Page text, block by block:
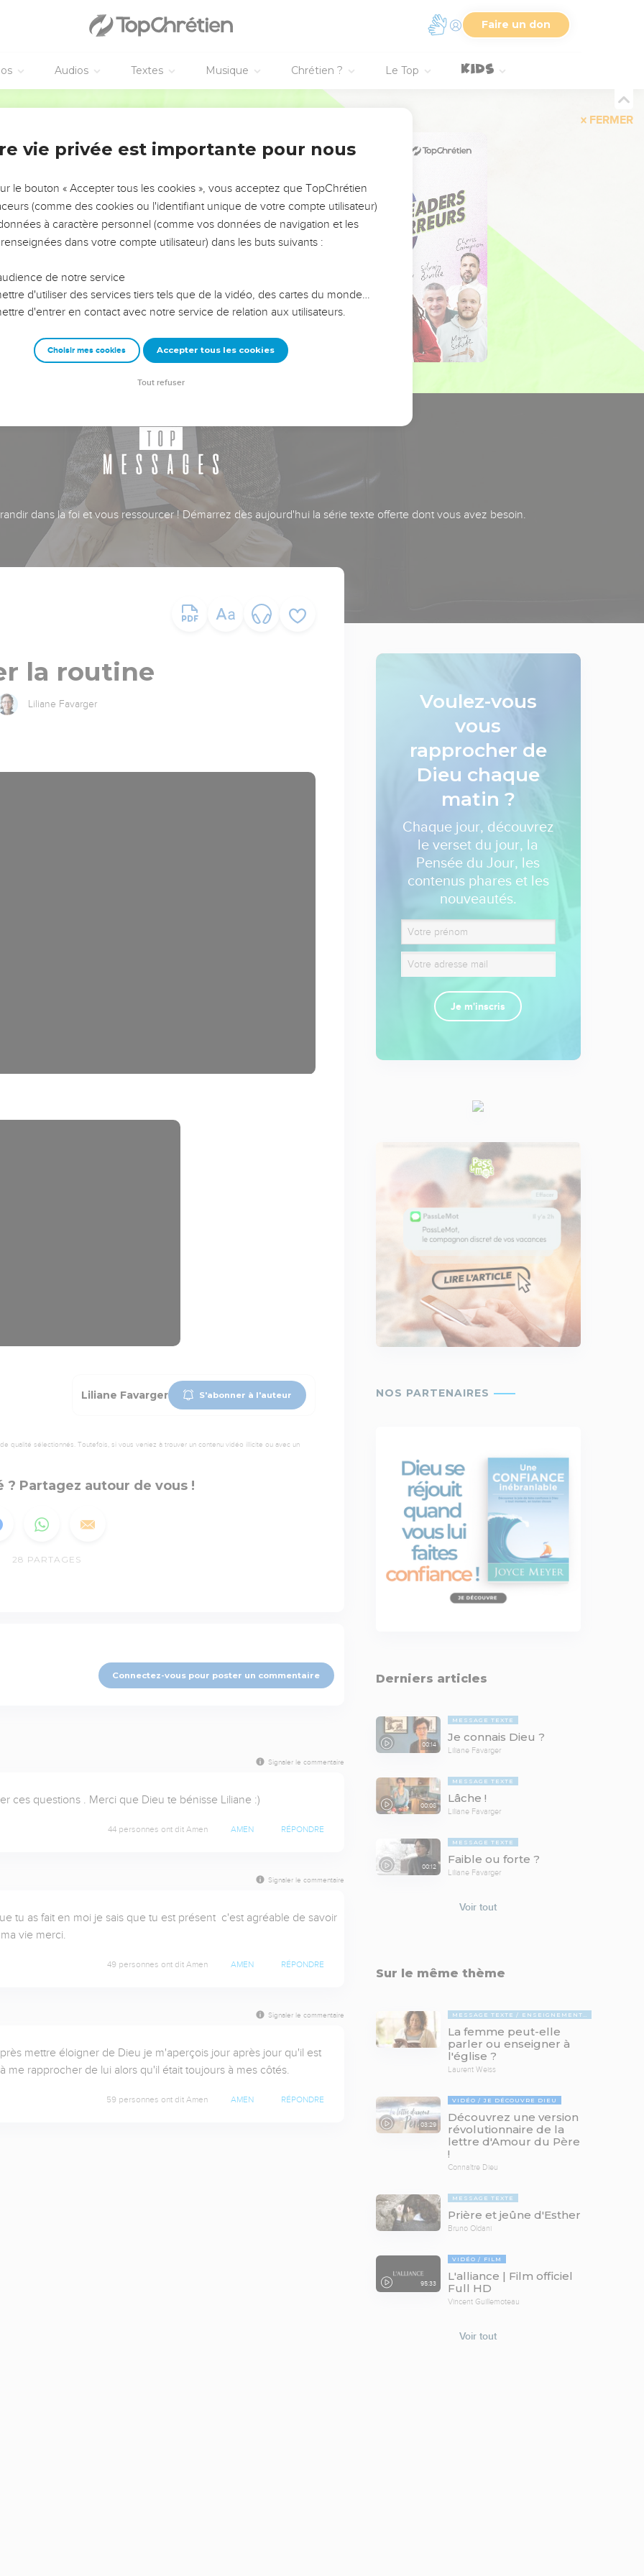
Faire un don
Audios Textes Musique Chrétien ? Le Top
FERMER
LES VOTRES ?
leur impact, leur foi ou leur vision. Mais on voit
qu'ils ont traversés, alors même que ce sont
et responsables reviennent sur les erreurs
avec plus de sagesse afin que leurs erreurs
ministère, une équipe, un groupe ou une famille,
dans la foi et vous ressourcer ! Démarrez dès aujourd'hui la série texte offerte dont vous avez besoin.
la routine
Liliane Favarger
Liliane Favarger S'abonner à l'auteur
qualité sélectionnés. Toutefois, si vous veniez à trouver un contenu vidéo illicite ou avec un
? Partagez autour de vous !
28 PARTAGES
Connectez-vous pour poster un commentaire
Signaler le commentaire
ces questions . Merci que Dieu te bénisse Liliane :)
44 personnes ont dit Amen AMEN RÉPONDRE
Signaler le commentaire
tu as fait en moi je sais que tu est présent  c'est agréable de savoir
vie merci.
49 personnes ont dit Amen AMEN RÉPONDRE
Signaler le commentaire
mettre éloigner de Dieu je m'aperçois jour après jour qu'il est
me rapprocher de lui alors qu'il était toujours à mes côtés.
59 personnes ont dit Amen AMEN RÉPONDRE
Voulez-vous
vous
rapprocher de
Dieu chaque
matin ?
Chaque jour, découvrez
le verset du jour, la
Pensée du Jour, les
contenus phares et les
nouveautés.
Je m'inscris
Derniers articles
00:14
MESSAGE TEXTE
Je connais Dieu ?
Liliane Favarger
00:08
MESSAGE TEXTE
Lâche !
Liliane Favarger
00:12
MESSAGE TEXTE
Faible ou forte ?
Liliane Favarger
Voir tout
Sur le même thème
MESSAGE TEXTE ENSEIGNEMENTS BIBLIQUES
La femme peut-elle
parler ou enseigner à
l'église ?
Laurent Weiss
03:29
VIDÉO JE DÉCOUVRE DIEU
Découvrez une version
révolutionnaire de la
lettre d'Amour du Père
!
Connaître Dieu
MESSAGE TEXTE
Prière et jeûne d'Esther
Bruno Oldani
95:33
VIDÉO FILM
L'alliance | Film officiel
Full HD
Vincent Guillemoteau
Voir tout
vie privée est importante pour nous
le bouton « Accepter tous les cookies », vous acceptez que TopChrétien
(comme des cookies ou l'identifiant unique de votre compte utilisateur)
à caractère personnel (comme vos données de navigation et les
dans votre compte utilisateur) dans les buts suivants :
de notre service
d'utiliser des services tiers tels que de la vidéo, des cartes du monde…
d'entrer en contact avec notre service de relation aux utilisateurs.
Choisir mes cookies Accepter tous les cookies
Tout refuser